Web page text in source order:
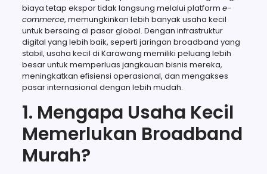
biaya tetap ekspor tidak langsung melalui platform e-
commerce, memungkinkan lebih banyak usaha kecil
untuk bersaing di pasar global. Dengan infrastruktur
digital yang lebih baik, seperti jaringan broadband yang
stabil, usaha kecil di Karawang memiliki peluang lebih
besar untuk memperluas jangkauan bisnis mereka,
meningkatkan efisiensi operasional, dan mengakses
pasar internasional dengan lebih mudah.
1. Mengapa Usaha Kecil
Memerlukan Broadband
Murah?